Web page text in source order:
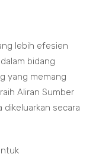
lebih efesien
bidang
yang memang
Aliran Sumber
secara